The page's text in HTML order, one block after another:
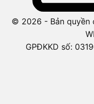
© 2026 - Bản quyền
GPĐKKD số: